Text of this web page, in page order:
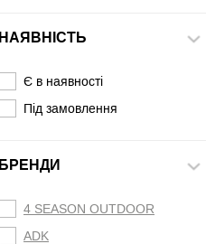
НАЯВНІСТЬ
Є в наявності
Під замовлення
БРЕНДИ
4 SEASON OUTDOOR
ADK